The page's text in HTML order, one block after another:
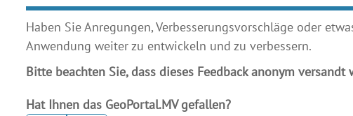
Haben Sie Anregungen, Verbesserungsvorschläge oder
Anwendung weiter zu entwickeln und zu verbessern.
Bitte beachten Sie, dass dieses Feedback anonym versandt
Hat Ihnen das GeoPortal.MV gefallen?